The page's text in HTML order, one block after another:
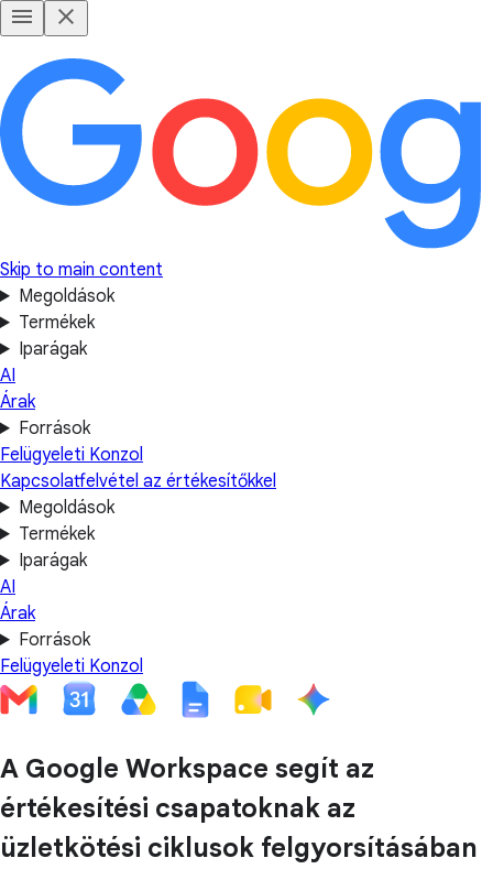
Skip to main content
Megoldások
Termékek
Iparágak
AI
Árak
Források
Felügyeleti Konzol
Kapcsolatfelvétel az értékesítőkkel
Megoldások
Termékek
Iparágak
AI
Árak
Források
Felügyeleti Konzol
A Google Workspace segít az
értékesítési csapatoknak az
üzletkötési ciklusok felgyorsításában